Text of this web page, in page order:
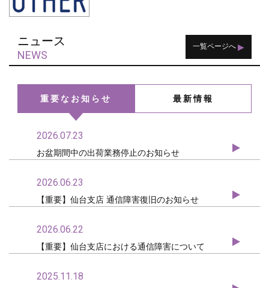
ニュース
NEWS
一覧ページへ▶
重要なお知らせ 最新情報
2026.07.23
お盆期間中の出荷業務停止のお知らせ
2026.06.23
【重要】仙台支店 通信障害復旧のお知らせ
2026.06.22
【重要】仙台支店における通信障害について
2025.11.18